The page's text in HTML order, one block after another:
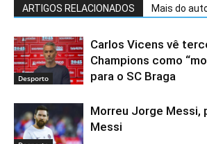
ARTIGOS RELACIONADOS Mais do
Desporto
Carlos Vicens vê
Champions como
para o SC Braga
Morreu Jorge Messi,
Messi